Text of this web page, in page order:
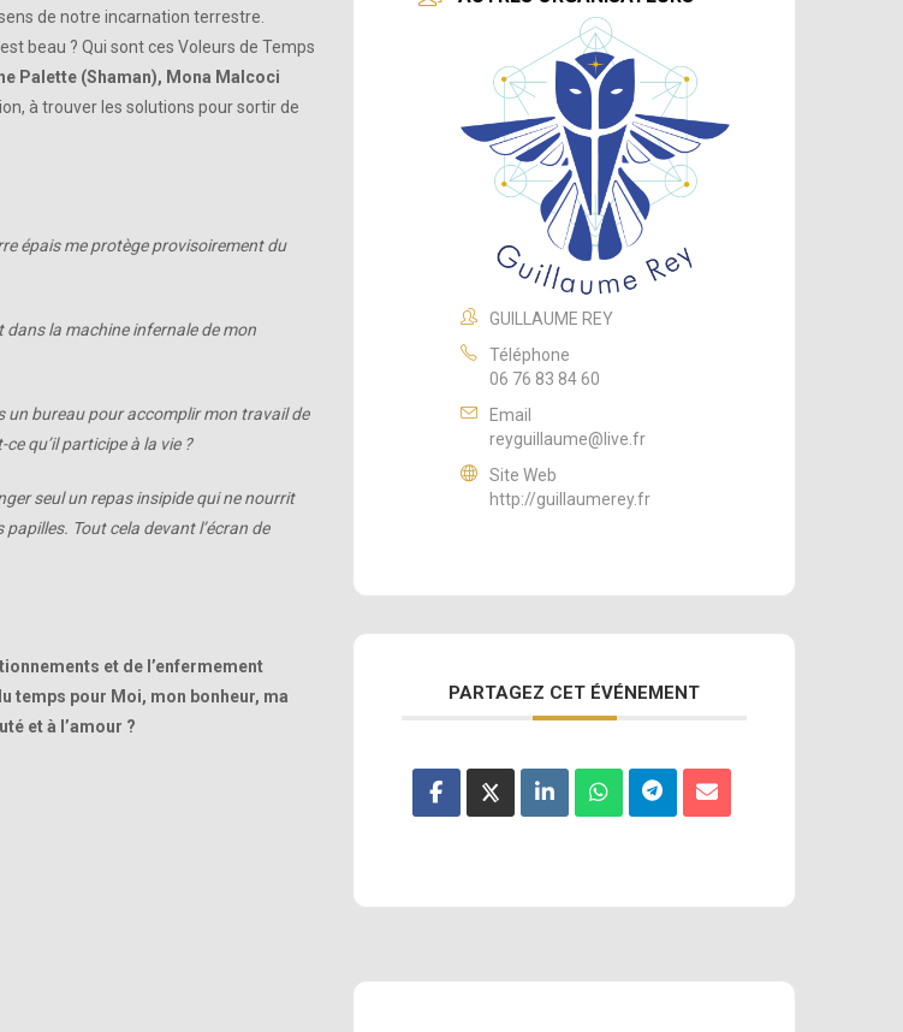
de notre incarnation terrestre.
beau ? Qui sont ces Voleurs de Temps
Palette (Shaman), Mona Malcoci
à trouver les solutions pour sortir de
épais me protège provisoirement du
la machine infernale de mon
bureau pour accomplir mon travail de
qu’il participe à la vie ?
seul un repas insipide qui ne nourrit
Tout cela devant l’écran de
et de l’enfermement
temps pour Moi, mon bonheur, ma
et à l’amour ?
GUILLAUME REY
Téléphone
06 76 83 84 60
Email
reyguillaume@live.fr
Site Web
http://guillaumerey.fr
PARTAGEZ CET ÉVÉNEMENT